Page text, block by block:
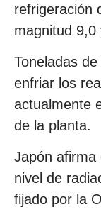
refrigeración
magnitud 9,0
Toneladas
enfriar los
actualmente
de la planta.
Japón afirma
nivel de
fijado por la